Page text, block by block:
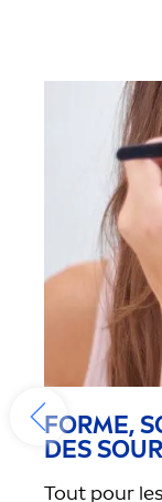
FORME,
DES
Tout pour